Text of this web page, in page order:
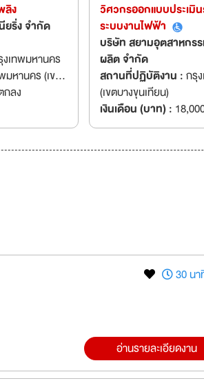
ลิง
ยริ่ง จำกัด
มหานคร (เขต
ร (เขต
กลง
วิศวกรออกแบบประเมิ
ระบบงานไฟฟ้า
บริษัท สยามอุตสาหกรร
ผลิต จำกัด
สถานที่ปฏิบัติงาน :
(เขตบางขุนเทียน)
เงินเดือน (บาท) :
30 น
อ่านรายละเอียดงาน